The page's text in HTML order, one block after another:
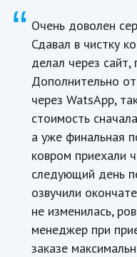
“ Очень доволен
Сдавал в чистку
делал через сайт,
Дополнительно
через WatsApp,
стоимость
а уже финальная
ковром приехали
следующий день
озвучили
не изменилась,
менеджер при
заказе